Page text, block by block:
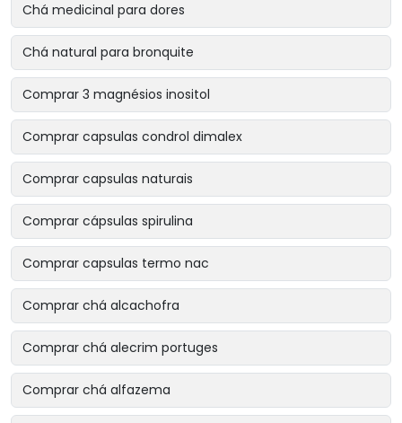
Chá medicinal para dores
Chá natural para bronquite
Comprar 3 magnésios inositol
Comprar capsulas condrol dimalex
Comprar capsulas naturais
Comprar cápsulas spirulina
Comprar capsulas termo nac
Comprar chá alcachofra
Comprar chá alecrim portuges
Comprar chá alfazema